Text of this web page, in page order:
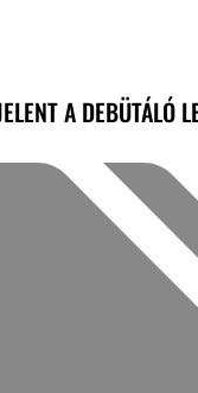
A DEBÜTÁLÓ